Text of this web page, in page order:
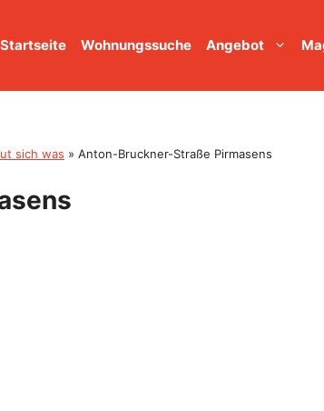
Startseite Wohnungssuche Angebot
sich was » Anton-Bruckner-Straße Pirmasens